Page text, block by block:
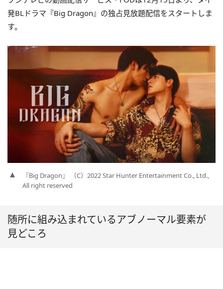
発BLドラマ『Big Dragon』の独占見放題配信をスタートしま
す。
『Big Dragon』 （C）2022 Star Hunter Entertainment Co., Ltd.,
All right reserved
随所に組み込まれているアブノーマル要素が
見どころ